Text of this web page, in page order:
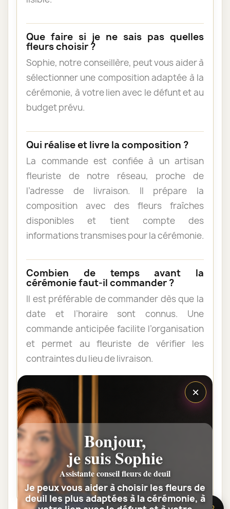
Que faire si je ne sais pas quelles
fleurs choisir ?
Sophie, notre conseillère, peut vous aider à
sélectionner une composition adaptée à la
cérémonie, à votre lien avec le défunt et au
budget prévu.
Qui réalise et livre la composition ?
La commande est confiée à un artisan
fleuriste de notre réseau, proche de
l’adresse de livraison. Il prépare la
composition avec des fleurs fraîches
disponibles et tient compte des
informations transmises pour la cérémonie.
Combien de temps avant la
cérémonie faut-il commander ?
Il est préférable de commander dès que la
date et l’horaire sont connus. Une
commande anticipée facilite l’organisation
et permet au fleuriste de vérifier les
contraintes du lieu de livraison.
Les fleurs peuvent-elles être livrées
au domicile de la famille ?
Oui. Une composition de condoléances
peut être livrée au domicile avant ou après
la cérémonie. Vérifiez simplement que
quelqu’un pourra réceptionner les fleurs.
×
Bonjour,
je suis Sophie
Assistante conseil fleurs de deuil
Je peux vous aider à choisir les fleurs de
deuil les plus adaptées à la cérémonie, à